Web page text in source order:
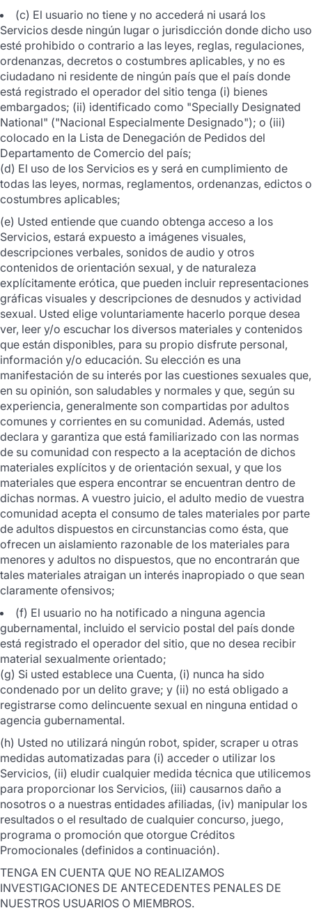
(c) El usuario no tiene y no accederá ni usará los
Servicios desde ningún lugar o jurisdicción donde dicho uso
esté prohibido o contrario a las leyes, reglas, regulaciones,
ordenanzas, decretos o costumbres aplicables, y no es
ciudadano ni residente de ningún país que el país donde
está registrado el operador del sitio tenga (i) bienes
embargados; (ii) identificado como "Specially Designated
National" ("Nacional Especialmente Designado"); o (iii)
colocado en la Lista de Denegación de Pedidos del
Departamento de Comercio del país;
(d) El uso de los Servicios es y será en cumplimiento de
todas las leyes, normas, reglamentos, ordenanzas, edictos o
costumbres aplicables;
(e) Usted entiende que cuando obtenga acceso a los
Servicios, estará expuesto a imágenes visuales,
descripciones verbales, sonidos de audio y otros
contenidos de orientación sexual, y de naturaleza
explícitamente erótica, que pueden incluir representaciones
gráficas visuales y descripciones de desnudos y actividad
sexual. Usted elige voluntariamente hacerlo porque desea
ver, leer y/o escuchar los diversos materiales y contenidos
que están disponibles, para su propio disfrute personal,
información y/o educación. Su elección es una
manifestación de su interés por las cuestiones sexuales que,
en su opinión, son saludables y normales y que, según su
experiencia, generalmente son compartidas por adultos
comunes y corrientes en su comunidad. Además, usted
declara y garantiza que está familiarizado con las normas
de su comunidad con respecto a la aceptación de dichos
materiales explícitos y de orientación sexual, y que los
materiales que espera encontrar se encuentran dentro de
dichas normas. A vuestro juicio, el adulto medio de vuestra
comunidad acepta el consumo de tales materiales por parte
de adultos dispuestos en circunstancias como ésta, que
ofrecen un aislamiento razonable de los materiales para
menores y adultos no dispuestos, que no encontrarán que
tales materiales atraigan un interés inapropiado o que sean
claramente ofensivos;
(f) El usuario no ha notificado a ninguna agencia
gubernamental, incluido el servicio postal del país donde
está registrado el operador del sitio, que no desea recibir
material sexualmente orientado;
(g) Si usted establece una Cuenta, (i) nunca ha sido
condenado por un delito grave; y (ii) no está obligado a
registrarse como delincuente sexual en ninguna entidad o
agencia gubernamental.
(h) Usted no utilizará ningún robot, spider, scraper u otras
medidas automatizadas para (i) acceder o utilizar los
Servicios, (ii) eludir cualquier medida técnica que utilicemos
para proporcionar los Servicios, (iii) causarnos daño a
nosotros o a nuestras entidades afiliadas, (iv) manipular los
resultados o el resultado de cualquier concurso, juego,
programa o promoción que otorgue Créditos
Promocionales (definidos a continuación).
TENGA EN CUENTA QUE NO REALIZAMOS
INVESTIGACIONES DE ANTECEDENTES PENALES DE
NUESTROS USUARIOS O MIEMBROS.